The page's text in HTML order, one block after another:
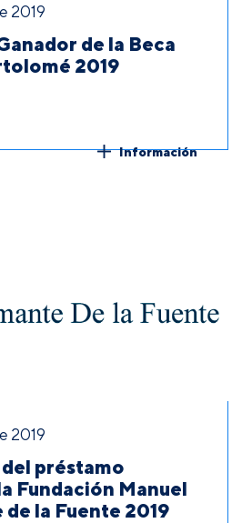
2019
de la Beca
2019
Información
2019
préstamo
Fundación Manuel
la Fuente 2019